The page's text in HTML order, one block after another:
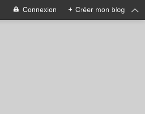
Connexion + Créer mon blog